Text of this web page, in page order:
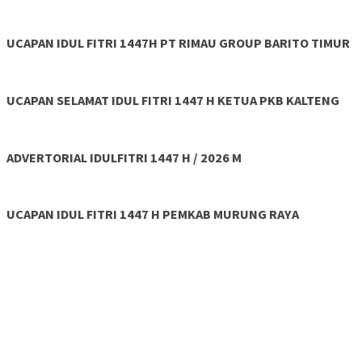
UCAPAN IDUL FITRI 1447H PT RIMAU GROUP BARITO TIMUR
UCAPAN SELAMAT IDUL FITRI 1447 H KETUA PKB KALTENG
ADVERTORIAL IDULFITRI 1447 H / 2026 M
UCAPAN IDUL FITRI 1447 H PEMKAB MURUNG RAYA